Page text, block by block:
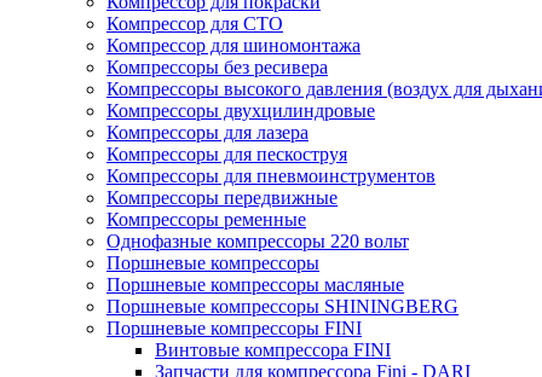
Компрессор для СТО
Компрессор для шиномонтажа
Компрессоры без ресивера
Компрессоры высокого давления (воздух для
Компрессоры двухцилиндровые
Компрессоры для лазера
Компрессоры для пескоструя
Компрессоры для пневмоинструментов
Компрессоры передвижные
Компрессоры ременные
Однофазные компрессоры 220 вольт
Поршневые компрессоры
Поршневые компрессоры масляные
Поршневые компрессоры SHININGBERG
Поршневые компрессоры FINI
Винтовые компрессора FINI
Запчасти для компрессора Fini - DARI